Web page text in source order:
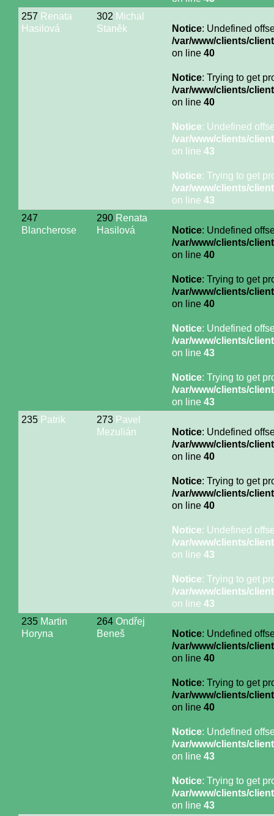
257 Renata
Hasilová
302 Michal
Staněk
Notice: Undefined
/var/www/clients/
on line 40
Notice: Trying to get
/var/www/clients/
on line 40
Notice: Undefined
/var/www/clients/
on line 43
Notice: Trying to get
/var/www/clients/
on line 43
247
Blancherose
290 Renata
Hasilová
Notice: Undefined
/var/www/clients/
on line 40
Notice: Trying to get
/var/www/clients/
on line 40
Notice: Undefined
/var/www/clients/
on line 43
Notice: Trying to get
/var/www/clients/
on line 43
235 Patrik 273 Pavel
Mezulián
Notice: Undefined
/var/www/clients/
on line 40
Notice: Trying to get
/var/www/clients/
on line 40
Notice: Undefined
/var/www/clients/
on line 43
Notice: Trying to get
/var/www/clients/
on line 43
235 Martin
Horyna
264 Ondřej
Beneš
Notice: Undefined
/var/www/clients/
on line 40
Notice: Trying to get
/var/www/clients/
on line 40
Notice: Undefined
/var/www/clients/
on line 43
Notice: Trying to get
/var/www/clients/
on line 43